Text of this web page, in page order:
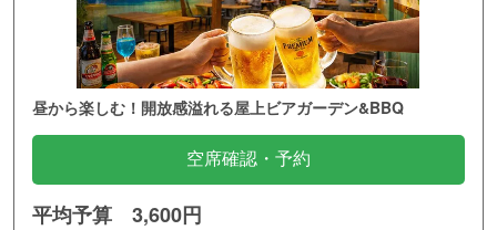
昼から楽しむ！開放感溢れる屋上ビアガーデン&BBQ
空席確認・予約
平均予算 3,600円